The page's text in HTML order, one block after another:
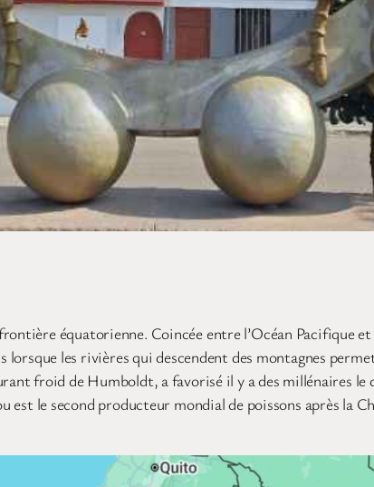
équatorienne. Coincée entre l’Océan Pacifique
lorsque les rivières qui descendent des montagnes
froid de Humboldt, a favorisé il y a des millénaires
est le second producteur mondial de poissons après la